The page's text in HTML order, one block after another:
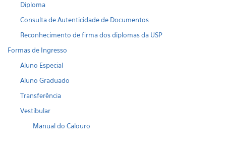
Diploma
Consulta de Autenticidade de Documentos
Reconhecimento de firma dos diplomas da USP
Formas de Ingresso
Aluno Especial
Aluno Graduado
Transferência
Vestibular
Manual do Calouro